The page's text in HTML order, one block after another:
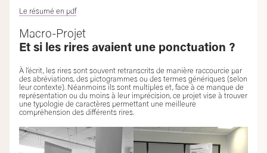
Le résumé en pdf
Macro-Projet
Et si les rires avaient une ponctuation ?
À l’écrit, les rires sont souvent retranscrits de manière raccourcie par
des abréviations, des pictogrammes ou des termes génériques (selon
leur contexte). Néanmoins ils sont multiples et, face à ce manque de
représentation ou du moins à leur imprécision, ce projet vise à trouver
une typologie de caractères permettant une meilleure
compréhension des différents rires.